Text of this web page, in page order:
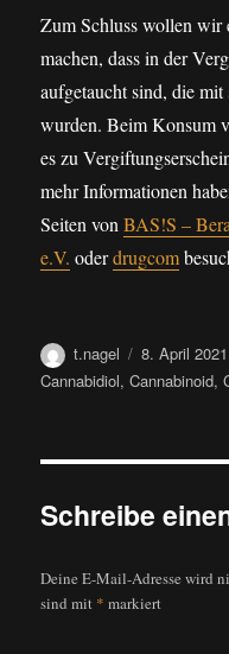
Zum Schluss wollen wir
machen, dass in der
aufgetaucht sind, die
wurden. Beim Konsum
es zu
mehr Informationen
Seiten vonBAS!S –
e.V. oderdrugcom
Autor
t.nagel
Veröffentlicht
am
8. April 2021
Cannabidiol,Cannabinoid,
Schreibe
Deine E-Mail-Adresse wird
sind mit * markiert